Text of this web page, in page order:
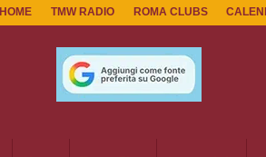
HOME TMW RADIO ROMA CLUBS